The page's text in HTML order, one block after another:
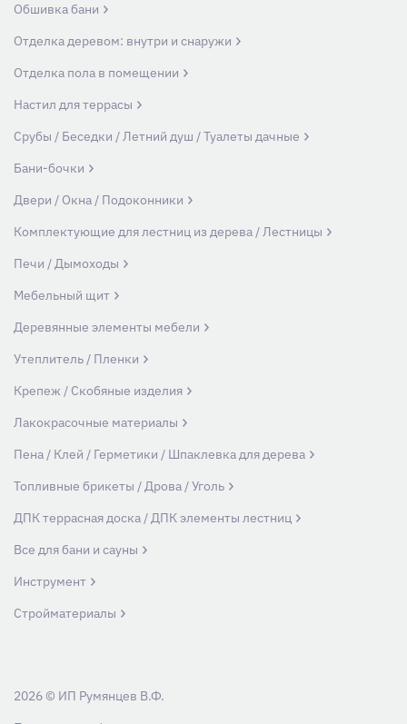
Обшивка бани
Отделка деревом: внутри и снаружи
Отделка пола в помещении
Настил для террасы
Срубы / Беседки / Летний душ / Туалеты дачные
Бани-бочки
Двери / Окна / Подоконники
Комплектующие для лестниц из дерева / Лестницы
Печи / Дымоходы
Мебельный щит
Деревянные элементы мебели
Утеплитель / Пленки
Крепеж / Скобяные изделия
Лакокрасочные материалы
Пена / Клей / Герметики / Шпаклевка для дерева
Топливные брикеты / Дрова / Уголь
ДПК террасная доска / ДПК элементы лестниц
Все для бани и сауны
Инструмент
Стройматериалы
2026 © ИП Румянцев В.Ф.